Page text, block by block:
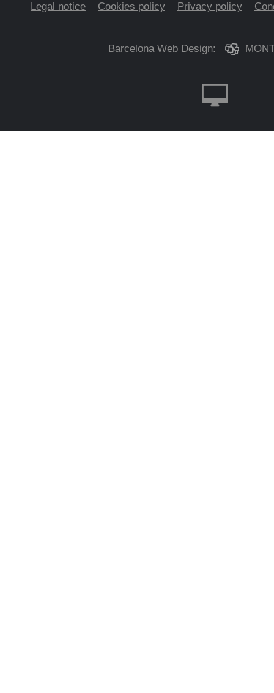
Legal notice Cookies policy Privacy policy
Barcelona Web Design: